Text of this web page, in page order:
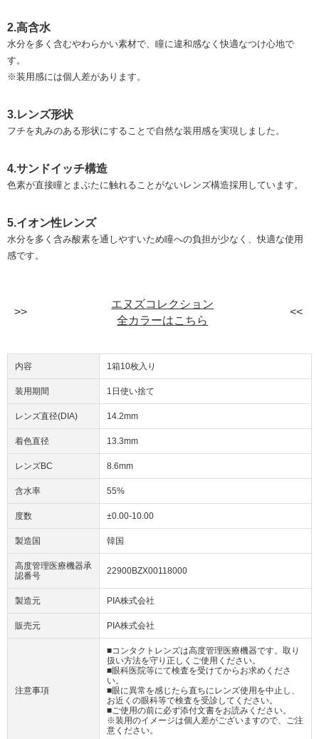
2.高含水
水分を多く含むやわらかい素材で、瞳に違和感なく快適なつけ心地で
す。
※装用感には個人差があります。
3.レンズ形状
フチを丸みのある形状にすることで自然な装用感を実現しました。
4.サンドイッチ構造
色素が直接瞳とまぶたに触れることがないレンズ構造採用しています。
5.イオン性レンズ
水分を多く含み酸素を通しやすいため瞳への負担が少なく、快適な使用
感です。
エヌズコレクション
全カラーはこちら
内容 1箱10枚入り
装用期間 1日使い捨て
レンズ直径(DIA) 14.2mm
着色直径 13.3mm
レンズBC 8.6mm
含水率 55%
度数 ±0.00-10.00
製造国 韓国
高度管理医療機器承
認番号
22900BZX00118000
製造元 PIA株式会社
販売元 PIA株式会社
注意事項
■コンタクトレンズは高度管理医療機器です。取り
扱い方法を守り正しくご使用ください。
■眼科医院等にて検査を受けてからお求めくださ
い。
■眼に異常を感じたら直ちにレンズ使用を中止し、
お近くの眼科等で検査を受診してください。
■ご使用の前に必ず添付文書をお読みください。
※装用のイメージは個人差がございますので、ご注
意ください。